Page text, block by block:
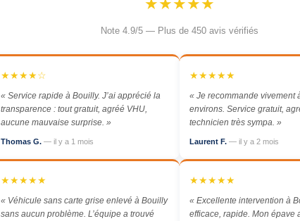
★★★★★
Note 4.9/5 — Plus de 450 avis vérifiés
★★★★☆
« Service rapide à Bouilly. J’ai apprécié la
transparence : tout gratuit, agréé VHU,
aucune mauvaise surprise. »
Thomas G. — il y a 1 mois
★★★★★
« Je recommande vivement
environs. Service gratuit,
technicien très sympa. »
Laurent F. — il y a 2 mois
★★★★★
« Véhicule sans carte grise enlevé à Bouilly
sans aucun problème. L’équipe a trouvé
★★★★★
« Excellente intervention à
efficace, rapide. Mon épave